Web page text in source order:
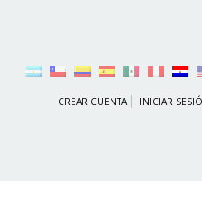
CREAR CUENTA INICIAR